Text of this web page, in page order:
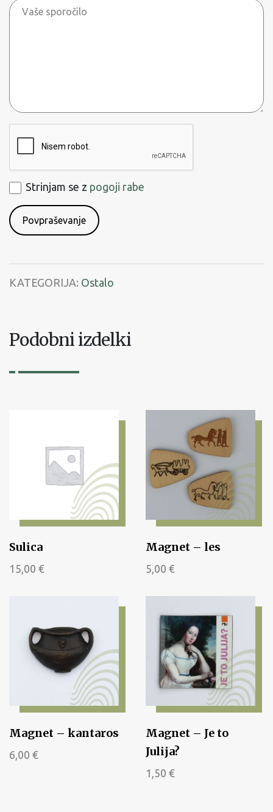
in
Vaše
Strinjam
se
s
Strinjam se z pogoji rabe
KATEGORIJA: Ostalo
Podobni izdelki
Sulica
15,00 €
Magnet – les
5,00 €
Magnet – kantaros
6,00 €
Magnet – Je to
Julija?
1,50 €